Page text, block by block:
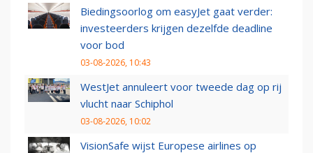
Biedingsoorlog om easyJet gaat verder:
investeerders krijgen dezelfde deadline
voor bod
03-08-2026, 10:43
WestJet annuleert voor tweede dag op rij
vlucht naar Schiphol
03-08-2026, 10:02
VisionSafe wijst Europese airlines op